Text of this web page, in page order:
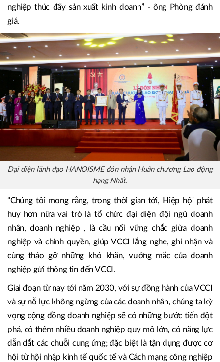
Hiệp hội có nhiều chương trình trợ giúp doanh nghiệp
như: tiếp cận chuyển đổi số, hỗ trợ tăng cường năng lực
cạnh tranh thông qua đổi mới sáng tạo, đào tạo hỗ trợ
doanh nghiệp khởi nghiệp, quản trị doanh nghiệp; Hiệp hội
đã tích cực đề xuất nhiều kiến nghị nhằm hỗ trợ doanh
nghiệp thúc đẩy sản xuất kinh doanh” - ông Phòng đánh
giá.
Đại diện lãnh đạo HANOISME đón nhận Huân chương Lao động
hạng Nhất.
“Chúng tôi mong rằng, trong thời gian tới, Hiệp hội phát
nhân, doanh nghiệp , là cầu nối vững chắc giữa doanh
nghiệp và chính quyền, giúp VCCI lắng nghe, ghi nhận và
cùng tháo gỡ những khó khăn, vướng mắc của doanh
nghiệp gửi thông tin đến VCCI.
Giai đoạn từ nay tới năm 2030, với sự đồng hành của VCCI